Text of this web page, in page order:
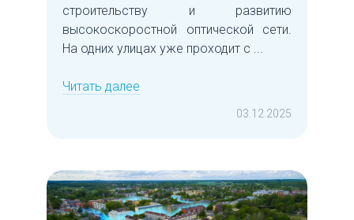
строительству и развитию
высокоскоростной оптической сети.
На одних улицах уже проходит с ...
Читать далее
03.12.2025